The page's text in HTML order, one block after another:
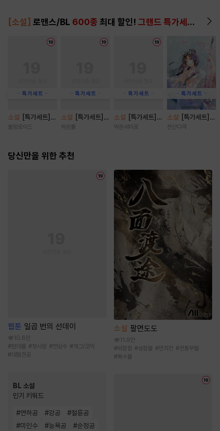
[소설] 로맨스/BL 600종 최대 할인! 그랜드 특가세트
소설
[특가세트]
앤 에프터(And Af
블랑로이드
소설
[특가세트]
코튼 프라이드(co
허은률
소설
[특가세트] P
laything [단행
박온새미로
소설
[특가세트]
잠성 [단행본]
천산다객
당신만을 위한 추천
웹툰 일곱 번의 선데이
10.6만
#현대물 #첫사랑 #연상수 # 개그/코믹
#대형견공
BL 소설
인기 키워드
#연하공 #강공 #절륜공
#미인수 #능욕공 #순정공
소설 팔면도도
11.9만
#비장함 #성장물 #먼치킨 #전통무협
#복수물